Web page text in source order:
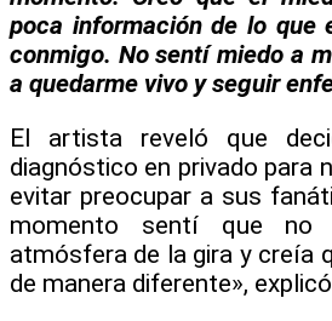
poca información de lo que
conmigo. No sentí miedo a
a quedarme vivo y seguir
El artista reveló que
diagnóstico en privado para
evitar preocupar a sus
momento sentí que no
atmósfera de la gira y creía
de manera diferente»,